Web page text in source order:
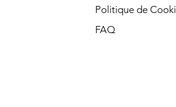
Politique de
FAQ